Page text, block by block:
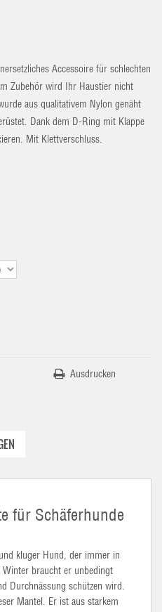
Accessoire für schlechten
Zubehör wird Ihr Haustier nicht
aus qualitativem Nylon genäht
Dank dem D-Ring mit Klappe
Mit Klettverschluss.
Ausdrucken
für Schäferhunde
kluger Hund, der immer in
braucht er unbedingt
Durchnässung schützen wird.
Mantel. Er ist aus starkem